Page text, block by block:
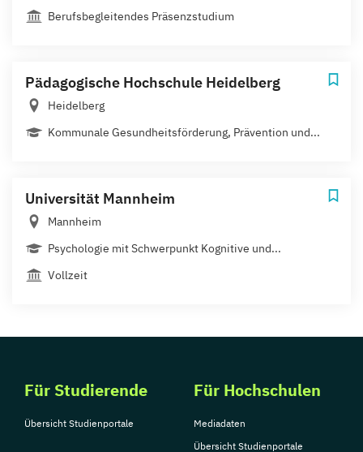
Berufsbegleitendes Präsenzstudium
Pädagogische Hochschule Heidelberg
Heidelberg
Kommunale Gesundheitsförderung, Prävention und...
Universität Mannheim
Mannheim
Psychologie mit Schwerpunkt Kognitive und...
Vollzeit
Für Studierende
Übersicht Studienportale
Für Hochschulen
Mediadaten
Übersicht Studienportale